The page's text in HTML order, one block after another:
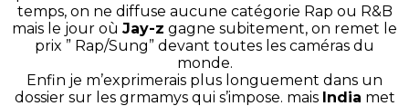
temps, on ne diffuse aucune catégorie Rap ou R&B
mais le jour où Jay-z gagne subitement, on remet le
prix ” Rap/Sung” devant toutes les caméras du
monde.
Enfin je m’exprimerais plus longuement dans un
dossier sur les grmamys qui s’impose. mais India met